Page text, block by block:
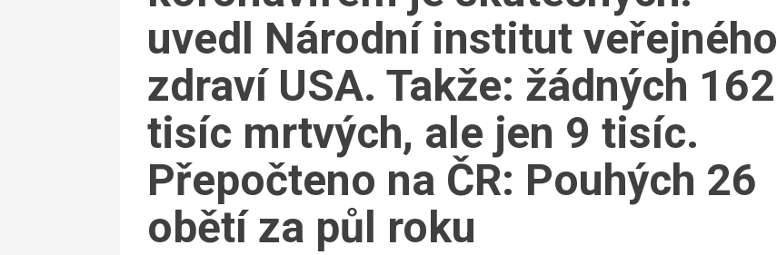
uvedl Národní institut veřejného
zdraví USA. Takže: žádných 162
tisíc mrtvých, ale jen 9 tisíc.
Přepočteno na ČR: Pouhých 26
obětí za půl roku